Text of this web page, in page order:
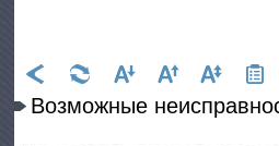
Возможные